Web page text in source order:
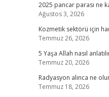
2025 pancar parası ne
Ağustos 3, 2026
Kozmetik sektörü için
Temmuz 26, 2026
5 Yaşa Allah nasıl
Temmuz 20, 2026
Radyasyon alınca ne
Temmuz 18, 2026